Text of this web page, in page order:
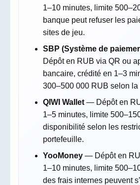
1–10 minutes, limite
banque peut refuser les
sites de jeu.
SBP (Système de
Dépôt en RUB via QR ou
bancaire, crédité en 1–3
300–500 000 RUB selon la
QIWI Wallet— Dépôt en
1–5 minutes, limite
disponibilité selon les
portefeuille.
YooMoney— Dépôt en
1–10 minutes, limite
des frais internes peuvent